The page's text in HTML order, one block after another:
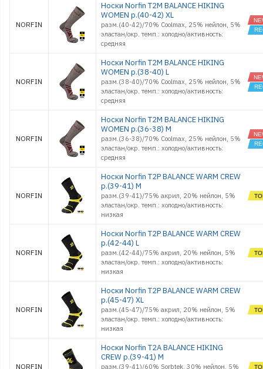
NORFIN
Носки Norfin T2M BALANCE HIKING
WOMEN р.(40-42) XL
разм.(40-42)/70% Coolmax, 25% нейлон, 5%
эластан/окр. темп.: холодно/активность:
средняя
NORFIN
Носки Norfin T2M BALANCE HIKING
WOMEN р.(38-40) L
разм.(38-40)/70% Coolmax, 25% нейлон, 5%
эластан/окр. темп.: холодно/активность:
средняя
NORFIN
Носки Norfin T2M BALANCE HIKING
WOMEN р.(36-38) M
разм.(36-38)/70% Coolmax, 25% нейлон, 5%
эластан/окр. темп.: холодно/активность:
средняя
NORFIN
Носки Norfin T2P BALANCE WARM CREW
р.(39-41) M
разм.(39-41)/75% акрил, 20% нейлон, 5%
эластан/окр. темп.: холодно/активность:
низкая
NORFIN
Носки Norfin T2P BALANCE WARM CREW
р.(42-44) L
разм.(42-44)/75% акрил, 20% нейлон, 5%
эластан/окр. темп.: холодно/активность:
низкая
NORFIN
Носки Norfin T2P BALANCE WARM CREW
р.(45-47) XL
разм.(45-47)/75% акрил, 20% нейлон, 5%
эластан/окр. темп.: холодно/активность:
низкая
NORFIN
Носки Norfin T2A BALANCE HIKING
CREW р.(39-41) M
разм.(39-41)/60% Sorbtek, 30% нейлон, 5%